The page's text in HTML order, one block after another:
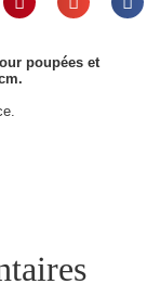
poupées et